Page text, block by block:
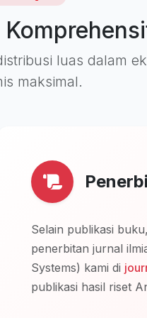
luas dalam
maksimal.
Selain publikasi
penerbitan jurnal
Systems) kami di
publikasi hasil riset